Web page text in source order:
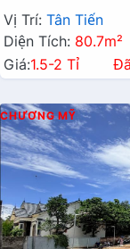
100m
Vị Trí: Tân Tiến
Diện Tích: 80.7m²
Giá:1.5-2 Tỉ
CHƯƠNG MỸ